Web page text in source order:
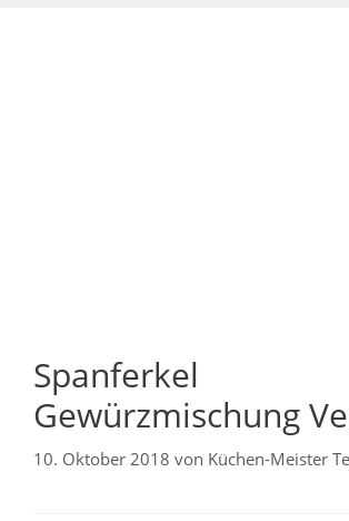
Spanferkel
Gewürzmischung
10. Oktober 2018 von Küchen-Meister